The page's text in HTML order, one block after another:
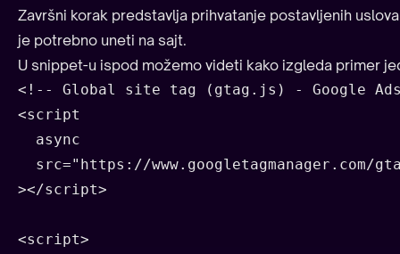
Završni korak predstavlja prihvatanje postavljenih
je potrebno uneti na sajt.
U snippet-u ispod možemo videti kako izgleda primer
<!-- Global site tag (gtag.js) - Google
<script
  async
src="https://www.googletagmanager.com/
></script>
<script>